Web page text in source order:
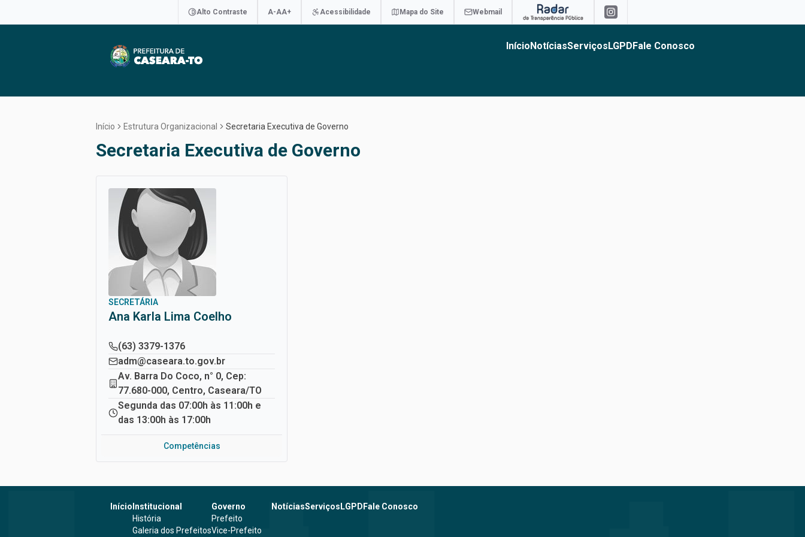
Alto Contraste A-AA+ Acessibilidade Mapa do Site Webmail
Início NotíciasServiços LGPD Fale Conosco
Início Estrutura Organizacional Secretaria Executiva de Governo
Secretaria Executiva de Governo
SECRETÁRIA
Ana Karla Lima Coelho
(63) 3379-1376
adm@caseara.to.gov.br
Av. Barra Do Coco, n° 0, Cep:
77.680-000, Centro, Caseara/TO
Segunda das 07:00h às 11:00h e
das 13:00h às 17:00h
Competências
Início Institucional
História
Galeria dos Prefeitos
Governo
Prefeito
Vice-Prefeito
NotíciasServiços LGPD Fale Conosco